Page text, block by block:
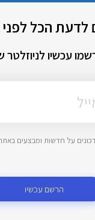
לדעת הכל
עכשיו לניוזלטר
על חדשות ומבצעים
הרשם עכשיו